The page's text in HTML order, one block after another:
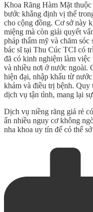
Khoa Răng Hàm Mặt
bước khẳng định vị thế
cho cộng đồng. Cơ sở này
miệng mà còn giải quyết
pháp thẩm mỹ và chăm
bác sĩ tại Thu Cúc TCI có
đã có kinh nghiệm làm
và nhiều nơi ở nước ngoài.
hiện đại, nhập khẩu từ
khám và điều trị bệnh.
dịch vụ tận tình, mang lại
Dịch vụ niềng răng giá rẻ
ẩn nhiều nguy cơ không
nha khoa uy tín để có thể